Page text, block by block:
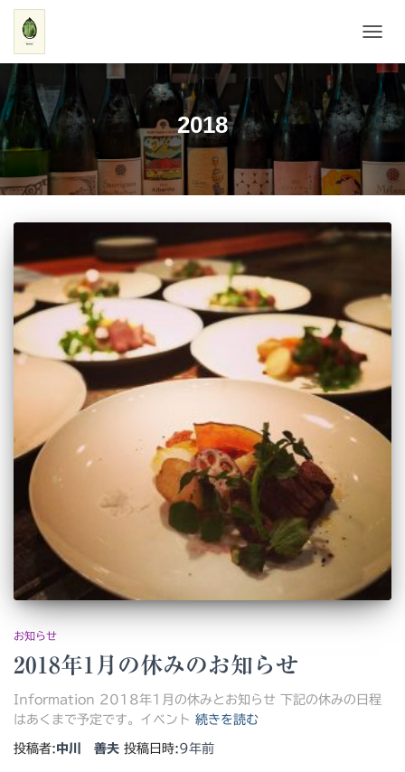
ビ
ゲ
ー
シ
ョ
を
切
え
2018
お知らせ
2018年1月の休みのお知らせ
Information 2018年1月の休みとお知らせ 下記の休みの日程
はあくまで予定です。イベント 続きを読む
投稿者:中川 善夫 投稿日時:9年前